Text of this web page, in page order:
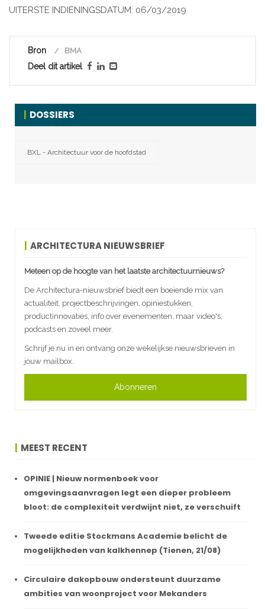
UITERSTE INDIENINGSDATUM: 06/03/2019
Bron BMA
Deel dit artikel
DOSSIERS
BXL - Architectuur voor de hoofdstad
ARCHITECTURA NIEUWSBRIEF
Meteen op de hoogte van het laatste architectuurnieuws?
De Architectura-nieuwsbrief biedt een boeiende mix van
actualiteit, projectbeschrijvingen, opiniestukken,
productinnovaties, info over evenementen, maar video's,
podcasts en zoveel meer.
Schrijf je nu in en ontvang onze wekelijkse nieuwsbrieven in
jouw mailbox.
Abonneren
MEEST RECENT
OPINIE | Nieuw normenboek voor
omgevingsaanvragen legt een dieper probleem
bloot: de complexiteit verdwijnt niet, ze verschuift
Tweede editie Stockmans Academie belicht de
mogelijkheden van kalkhennep (Tienen, 21/08)
Circulaire dakopbouw ondersteunt duurzame
ambities van woonproject voor Mekanders